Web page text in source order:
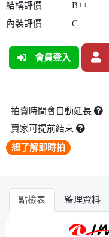
結構評價
B++
內裝評價
C
會員登入
拍賣時間會自動延長
賣家可提前結束
想了解即時拍
點檢表 監理資料